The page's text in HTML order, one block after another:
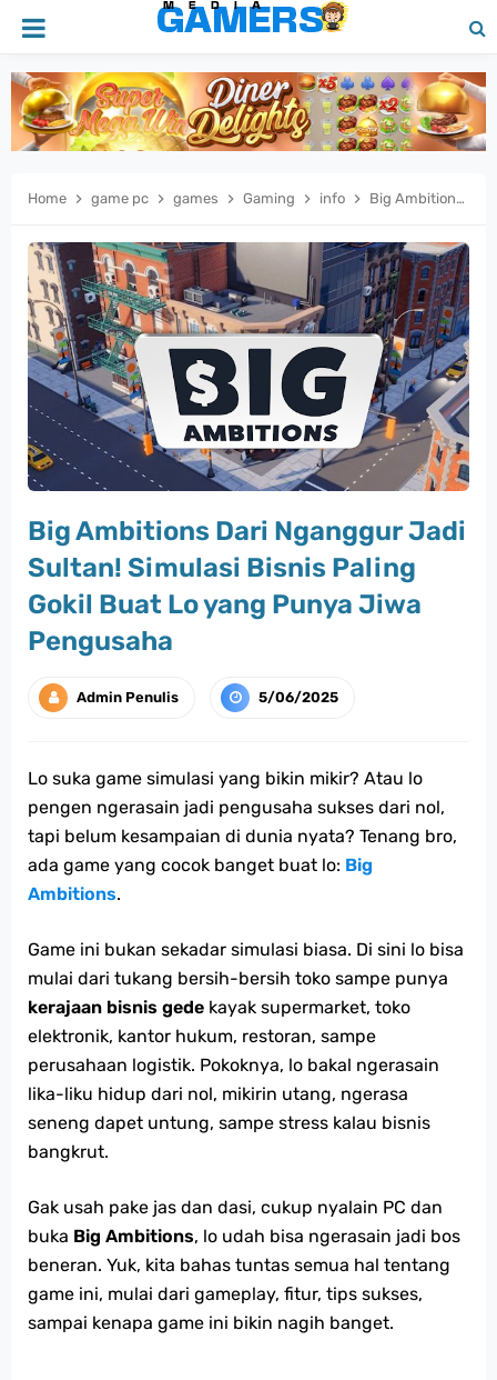
Home game pc games Gaming info Big Ambitions Dari Nganggur Jadi Sultan! Simulasi Bisnis Paling Gokil Buat Lo yang Punya Jiwa Pengusaha
Big Ambitions Dari Nganggur Jadi
Sultan! Simulasi Bisnis Paling
Gokil Buat Lo yang Punya Jiwa
Pengusaha
Admin Penulis 5/06/2025
Lo suka game simulasi yang bikin mikir? Atau lo
pengen ngerasain jadi pengusaha sukses dari nol,
tapi belum kesampaian di dunia nyata? Tenang bro,
ada game yang cocok banget buat lo: Big
Ambitions.
Game ini bukan sekadar simulasi biasa. Di sini lo bisa
mulai dari tukang bersih-bersih toko sampe punya
kerajaan bisnis gede kayak supermarket, toko
elektronik, kantor hukum, restoran, sampe
perusahaan logistik. Pokoknya, lo bakal ngerasain
lika-liku hidup dari nol, mikirin utang, ngerasa
seneng dapet untung, sampe stress kalau bisnis
bangkrut.
Gak usah pake jas dan dasi, cukup nyalain PC dan
buka Big Ambitions, lo udah bisa ngerasain jadi bos
beneran. Yuk, kita bahas tuntas semua hal tentang
game ini, mulai dari gameplay, fitur, tips sukses,
sampai kenapa game ini bikin nagih banget.